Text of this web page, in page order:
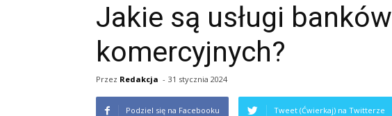
Jakie są usługi banków
komercyjnych?
Przez Redakcja - 31 stycznia 2024
Podziel się na Facebooku Tweet (Ćwierkaj) na Twitterze